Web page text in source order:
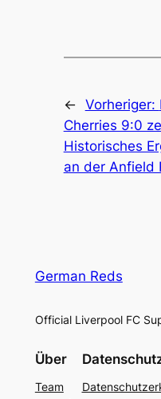
← Vorheriger:
Cherries 9:0
Historisches
an der Anfield
German Reds
Official Liverpool FC
Über
Team